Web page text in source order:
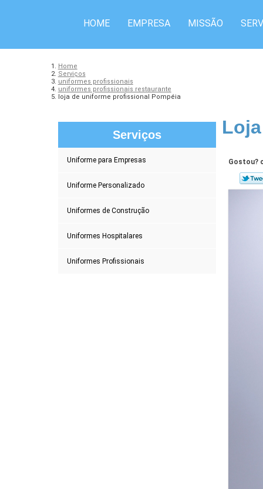
HOME EMPRESA MISSÃO
Home
Serviços
uniformes profissionais
uniformes profissionais restaurante
loja de uniforme profissional Pompéia
Serviços
Uniforme para Empresas
Uniforme Personalizado
Uniformes de Construção
Uniformes Hospitalares
Uniformes Profissionais
Gostou?